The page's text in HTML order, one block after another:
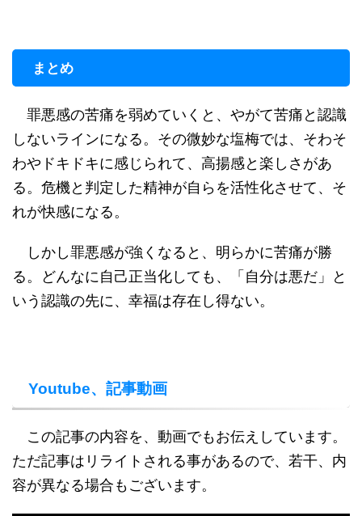
まとめ
罪悪感の苦痛を弱めていくと、やがて苦痛と認識
しないラインになる。その微妙な塩梅では、そわそ
わやドキドキに感じられて、高揚感と楽しさがあ
る。危機と判定した精神が自らを活性化させて、そ
れが快感になる。
しかし罪悪感が強くなると、明らかに苦痛が勝
る。どんなに自己正当化しても、「自分は悪だ」と
いう認識の先に、幸福は存在し得ない。
Youtube、記事動画
この記事の内容を、動画でもお伝えしています。
ただ記事はリライトされる事があるので、若干、内
容が異なる場合もございます。